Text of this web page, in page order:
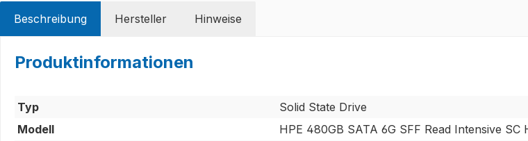
Beschreibung Hersteller Hinweise
Produktinformationen
Typ
Solid State Drive
Modell
HPE 480GB SATA 6G SFF Read Intensive SC